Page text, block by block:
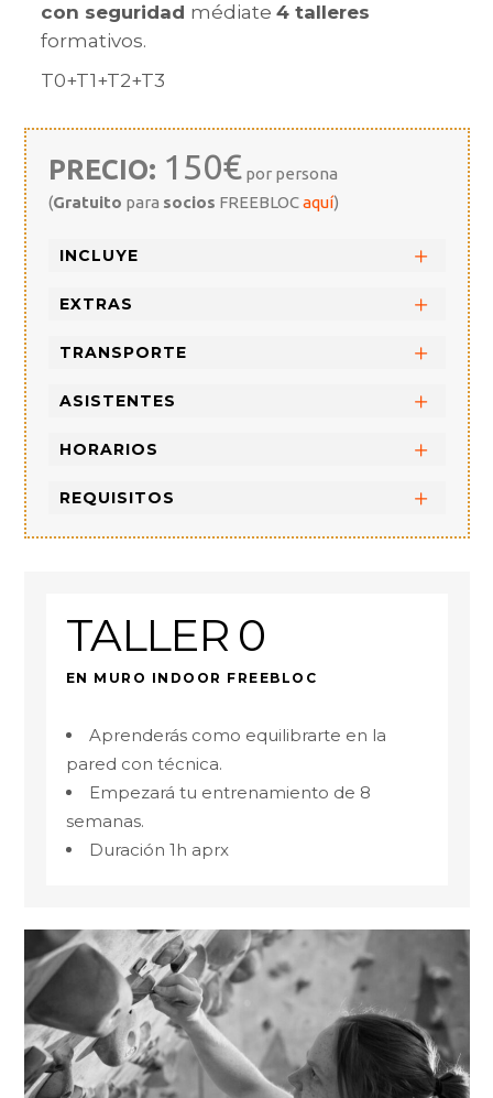
con seguridad médiate 4 talleres
formativos.
T0+T1+T2+T3
PRECIO: 150€por persona
(Gratuito para socios FREEBLOCaquí)
INCLUYE
EXTRAS
TRANSPORTE
ASISTENTES
HORARIOS
REQUISITOS
TALLER 0
EN MURO INDOOR FREEBLOC
Aprenderás como equilibrarte en la
pared con técnica.
Empezará tu entrenamiento de 8
semanas.
Duración 1h aprx